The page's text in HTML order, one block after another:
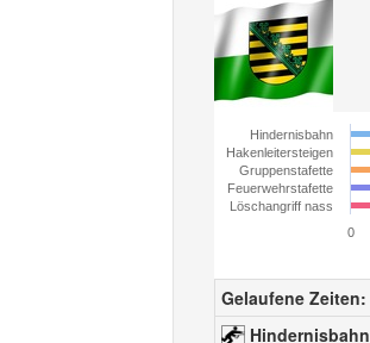
Hindernisbahn
Hakenleitersteigen
Gruppenstafette
Feuerwehrstafette
Löschangriff nass
0
Gelaufene Zeiten:
Hindernisbahn